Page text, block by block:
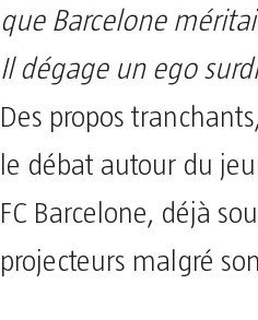
que Barcelone
Il dégage un ego
Des propos
le débat autour du
FC Barcelone, déjà
projecteurs malgré